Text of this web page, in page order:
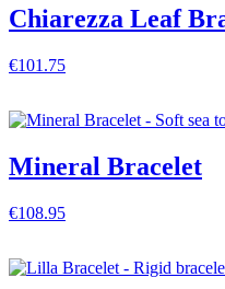
Chiarezza Leaf
€101.75
Mineral Bracelet
€108.95